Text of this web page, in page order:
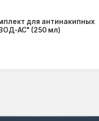
для антинакипных
АС" (250 мл)